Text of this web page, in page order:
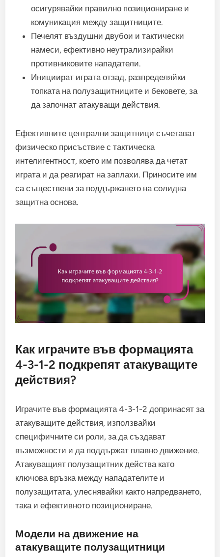
осигурявайки правилно позициониране и
комуникация между защитниците.
Печелят въздушни двубои и тактически
намеси, ефективно неутрализирайки
противниковите нападатели.
Инициират играта отзад, разпределяйки
топката на полузащитниците и бековете, за
да започнат атакуващи действия.
Ефективните централни защитници съчетават
физическо присъствие с тактическа
интелигентност, което им позволява да четат
играта и да реагират на заплахи. Приносите им
са съществени за поддържането на солидна
защитна основа.
Как играчите във формацията
4-3-1-2 подкрепят атакуващите
действия?
Играчите във формацията 4-3-1-2 допринасят за
атакуващите действия, използвайки
специфичните си роли, за да създават
възможности и да поддържат плавно движение.
Атакуващият полузащитник действа като
ключова връзка между нападателите и
полузащитата, улеснявайки както напредването,
така и ефективното позициониране.
Модели на движение на
атакуващите полузащитници